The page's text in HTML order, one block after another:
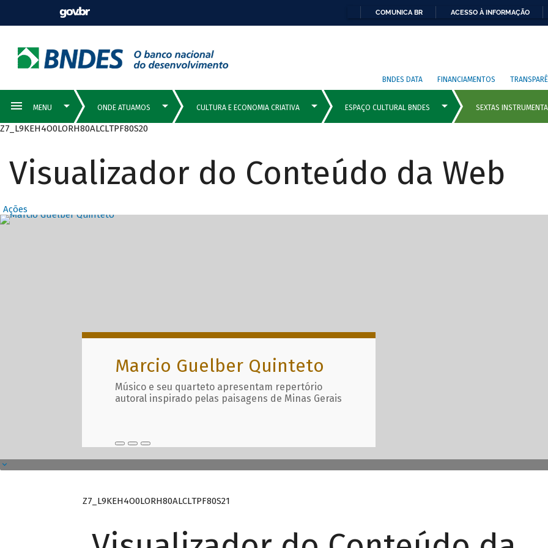
COMUNICA BR ACESSO À INFORMAÇÃO
BNDES DATA FINANCIAMENTOS
Z7_L9KEH4O0LORH80ALCLTPF80S20
Visualizador do Conteúdo da Web
Ações
Destaques Principais com
Marcio Guelber Quinteto
Músico e seu quarteto apresentam repertório
autoral inspirado pelas paisagens de Minas Gerais
Z7_L9KEH4O0LORH80ALCLTPF80S21